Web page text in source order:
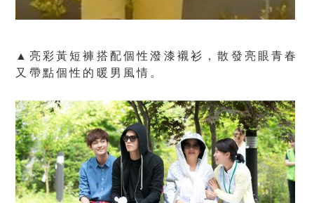
▲亮彩黃短褲搭配個性潑漆襯衫，散發亮眼青春
又帶點個性的暖男風情。